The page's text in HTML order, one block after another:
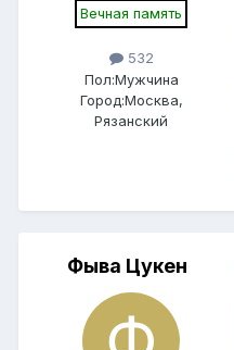
Вечная память
532
Пол:Мужчина
Город:Москва,
Рязанский
Фыва Цукен